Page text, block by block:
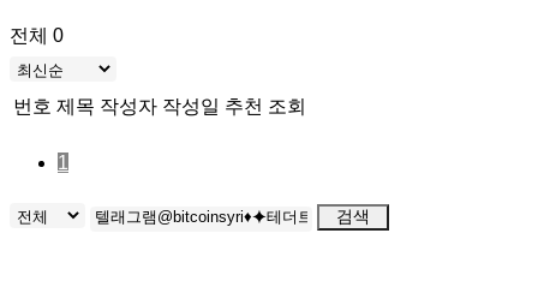
전체 0
번호 제목 작성자 작성일 추천 조회
1
검색